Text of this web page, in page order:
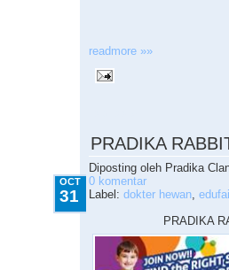
readmore »»
PRADIKA
Diposting oleh Pradika
OCT
31
0 komentar
Label: dokter hewan
PRADIKA